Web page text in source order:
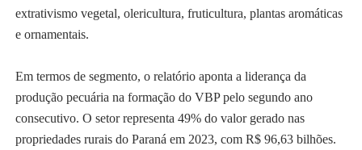
extrativismo vegetal, olericultura, fruticultura, plantas aromáticas
e ornamentais.
Em termos de segmento, o relatório aponta a liderança da
produção pecuária na formação do VBP pelo segundo ano
consecutivo. O setor representa 49% do valor gerado nas
propriedades rurais do Paraná em 2023, com R$ 96,63 bilhões.